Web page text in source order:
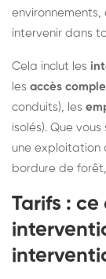
environnements,
intervenir dans
Cela inclut les
les accès
conduits), les
isolés). Que
une exploitation
bordure de
Tarifs :